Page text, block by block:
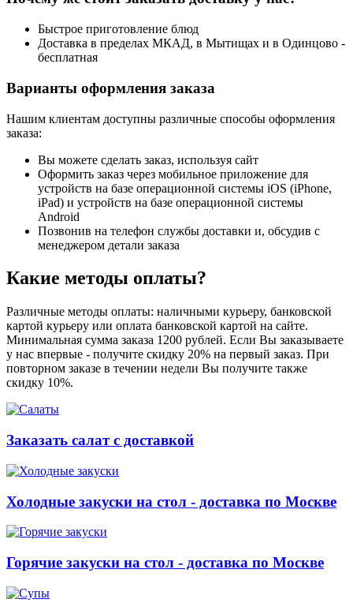
Быстрое приготовление блюд
Доставка в пределах МКАД, в Мытищах и в Одинцово -
бесплатная
Варианты оформления заказа
Нашим клиентам доступны различные способы оформления
заказа:
Вы можете сделать заказ, используя сайт
Оформить заказ через мобильное приложение для
устройств на базе операционной системы iOS (iPhone,
iPad) и устройств на базе операционной системы
Android
Позвонив на телефон службы доставки и, обсудив с
менеджером детали заказа
Какие методы оплаты?
Различные методы оплаты: наличными курьеру, банковской
картой курьеру или оплата банковской картой на сайте.
Минимальная сумма заказа 1200 рублей. Если Вы заказываете
у нас впервые - получите скидку 20% на первый заказ. При
повторном заказе в течении недели Вы получите также
скидку 10%.
Заказать салат с доставкой
Холодные закуски на стол - доставка по Москве
Горячие закуски на стол - доставка по Москве